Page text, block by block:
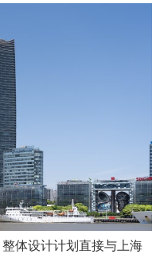
体设计计划直接与上海